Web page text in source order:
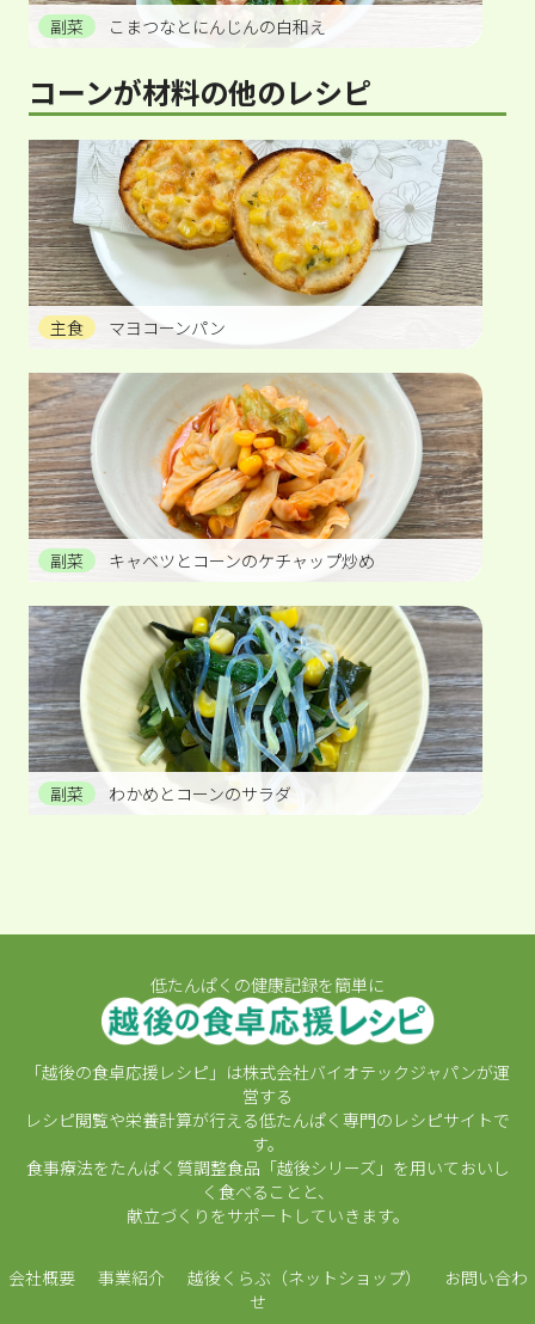
副菜 こまつなとにんじんの白和え
コーンが材料の他のレシピ
主食 マヨコーンパン
副菜 キャベツとコーンのケチャップ炒め
副菜 わかめとコーンのサラダ
低たんぱくの健康記録を簡単に
「越後の食卓応援レシピ」は株式会社バイオテックジャパンが運
営する
レシピ閲覧や栄養計算が行える低たんぱく専門のレシピサイトで
す。
食事療法をたんぱく質調整食品「越後シリーズ」を用いておいし
く食べることと、
献立づくりをサポートしていきます。
会社概要 事業紹介 越後くらぶ（ネットショップ）
お問い合わ
せ